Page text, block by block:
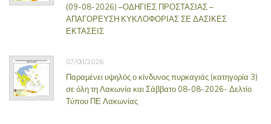
(09-08-2026) –ΟΔΗΓΙΕΣ ΠΡΟΣΤΑΣΙΑΣ –
ΑΠΑΓΟΡΕΥΣΗ ΚΥΚΛΟΦΟΡΙΑΣ ΣΕ ΔΑΣΙΚΕΣ
ΕΚΤΑΣΕΙΣ
07/08/2026
Παραμένει υψηλός ο κίνδυνος πυρκαγιάς (κατηγορία 3)
σε όλη τη Λακωνία και Σάββατο 08-08-2026- Δελτίο
Τύπου ΠΕ Λακωνίας